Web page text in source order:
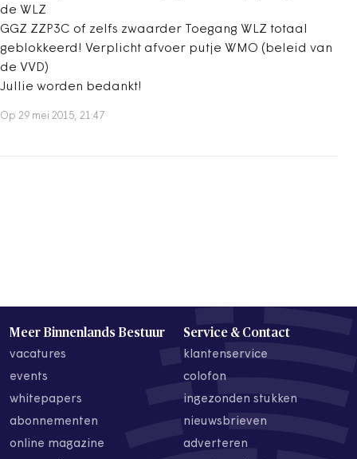
de WLZ
GGZ ZZP3C of zelfs zwaarder Toegang WLZ totaal
geblokkeerd! Verplicht afvoer putje WMO (beleid van
de VVD)
Jullie worden bedankt!
Op 29 mei 2015, 21:47
Meer Binnenlands Bestuur
vacatures
events
whitepapers
abonnementen
online magazine
Service & Contact
klantenservice
colofon
ingezonden stukken
nieuwsbrieven
adverteren